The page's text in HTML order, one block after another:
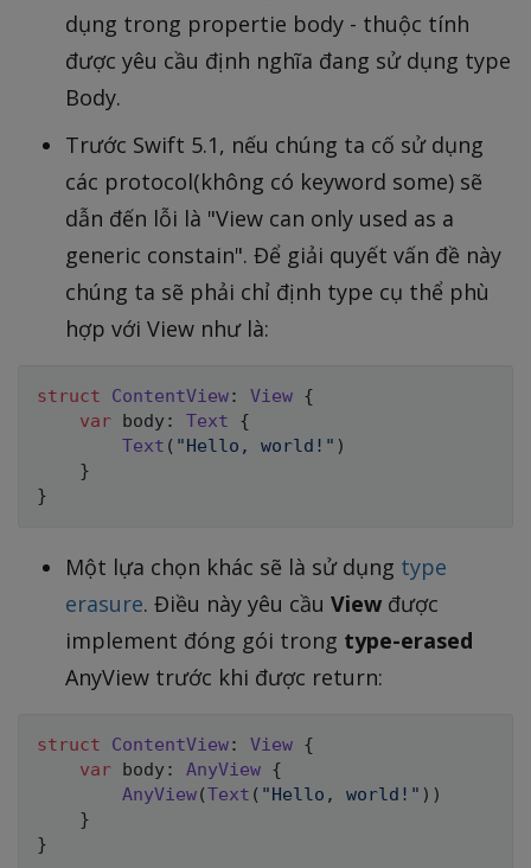
dụng trong propertie body - thuộc tính
được yêu cầu định nghĩa đang sử dụng type
Body.
Trước Swift 5.1, nếu chúng ta cố sử dụng
các protocol(không có keyword some) sẽ
dẫn đến lỗi là "View can only used as a
generic constain". Để giải quyết vấn đề này
chúng ta sẽ phải chỉ định type cụ thể phù
hợp với View như là:
struct ContentView: View {
var body: Text
{
Text ( "Hello, world!" )
}
}
Một lựa chọn khác sẽ là sử dụng type
erasure. Điều này yêu cầu View được
implement đóng gói trong type-erased
AnyView trước khi được return:
struct ContentView: View {
var body: AnyView {
AnyView(Text ( "Hello, world!" ) )
}
}